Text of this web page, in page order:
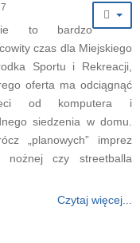
to bardzo
czas dla Miejskiego
Sportu i Rekreacji,
oferta ma odciągnąć
od komputera i
siedzenia w domu.
„planowych” imprez
nożnej czy streetballa
Czytaj więcej...